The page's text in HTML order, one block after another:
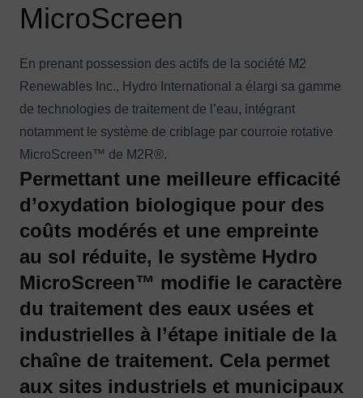
MicroScreen
En prenant possession des actifs de la société M2
Renewables Inc., Hydro International a élargi sa gamme
de technologies de traitement de l’eau, intégrant
notamment le système de criblage par courroie rotative
MicroScreen™ de M2R®.
Permettant une meilleure efficacité
d’oxydation biologique pour des
coûts modérés et une empreinte
au sol réduite, le système Hydro
MicroScreen™ modifie le caractère
du traitement des eaux usées et
industrielles à l’étape initiale de la
chaîne de traitement. Cela permet
aux sites industriels et municipaux